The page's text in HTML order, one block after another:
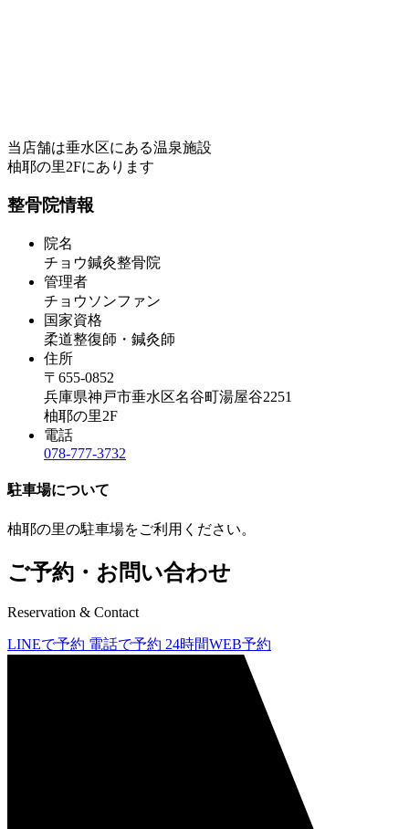
当店舗は垂水区にある温泉施設
柚耶の里2Fにあります
整骨院情報
院名
チョウ鍼灸整骨院
管理者
チョウソンファン
国家資格
柔道整復師・鍼灸師
住所
〒655-0852
兵庫県神戸市垂水区名谷町湯屋谷2251
柚耶の里2F
電話
078-777-3732
駐車場について
柚耶の里の駐車場をご利用ください。
ご予約・お問い合わせ
Reservation & Contact
LINEで予約 電話で予約 24時間WEB予約